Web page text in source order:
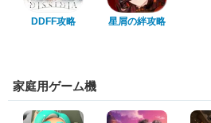
DDFF攻略 星屑の絆攻略
家庭用ゲーム機